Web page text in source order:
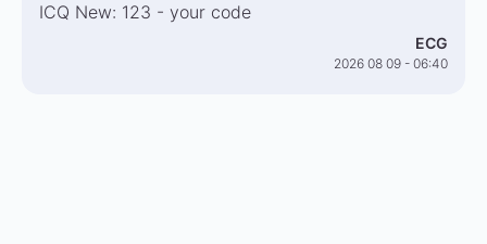
ICQ New: 123 - your code
ECG
2026 08 09 - 06:40